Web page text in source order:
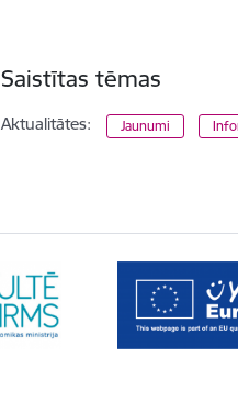
Saistītas tēmas
Aktualitātes: Jaunumi